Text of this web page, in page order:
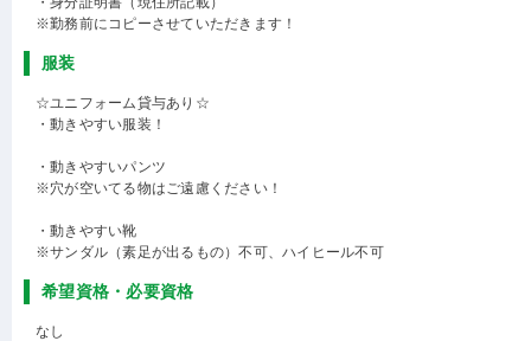
※勤務前にコピーさせていただきます！
服装
☆ユニフォーム貸与あり☆
・動きやすい服装！
・動きやすいパンツ
※穴が空いてる物はご遠慮ください！
・動きやすい靴
※サンダル（素足が出るもの）不可、ハイヒール不可
希望資格・必要資格
なし